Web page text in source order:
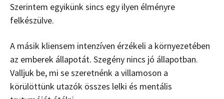
Szerintem egyikünk sincs egy ilyen élményre
felkészülve.
A másik kliensem intenzíven érzékeli a környezetében
az emberek állapotát. Szegény nincs jó állapotban.
Valljuk be, mi se szeretnénk a villamoson a
körülöttünk utazók összes lelki és mentális